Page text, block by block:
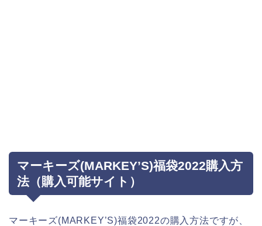
マーキーズ(MARKEY’S)福袋2022購入方
法（購入可能サイト）
マーキーズ(MARKEY’S)福袋2022の購入方法ですが、